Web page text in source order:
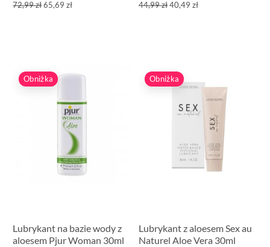
72,99 zł65,69 zł 44,99 zł40,49 zł
Obniżka
Lubrykant na bazie wody z
aloesem Pjur Woman 30ml
Obniżka
Lubrykant z aloesem Sex au
Naturel Aloe Vera 30ml